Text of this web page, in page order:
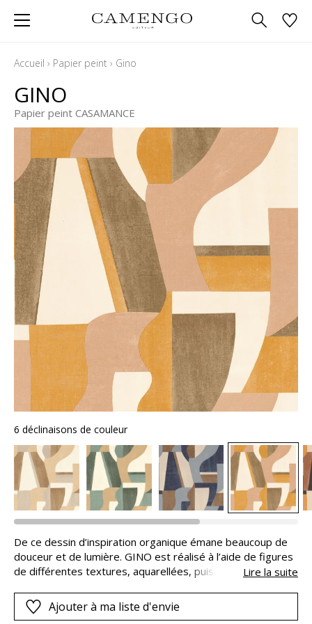
Accueil › Papier peint › Gino
GINO
Papier peint CASAMANCE
6 déclinaisons de couleur
De ce dessin d’inspiration organique émane beaucoup de
douceur et de lumière. GINO est réalisé à l’aide de figures
de différentes textures, aquarellées, puis découpées
peintre, cette composition évoque l’œuvre de Gino
Severini. Dans ses travaux, Severini s’attacha à
Lire la suite
Ajouter à ma liste d'envie